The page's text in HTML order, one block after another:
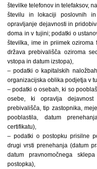
številke telefonov in telefaksov,
številu in lokaciji poslovnih
opravljanje dejavnosti in
doma in v tujini; podatki o
številka, ime in priimek oziroma
država prebivališča oziroma
vstopa in datum izstopa),
– podatki o kapitalskih
organizacijska oblika podjetja v
– podatki o osebah, ki so
osebe, ki opravlja
prebivališča, tip zastopnika,
pooblastila, datum
certifikatu),
– podatki o postopku prisilne
drugi vrsti prenehanja (datum
datum pravnomočnega
postopka),